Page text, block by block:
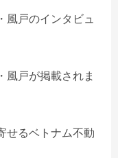
風戸のインタビュ
風戸が掲載されま
せるベトナム不動